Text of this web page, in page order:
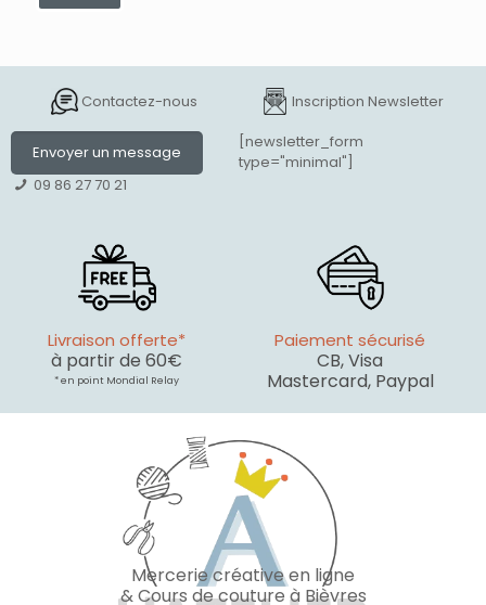
Contactez-nous
Envoyer un message
09 86 27 70 21
Inscription Newsletter
[newsletter_form
type="minimal"]
Livraison offerte*
à partir de 60€
* en point Mondial Relay
Paiement sécurisé
CB, Visa
Mastercard, Paypal
Mercerie créative en ligne
& Cours de couture à Bièvres